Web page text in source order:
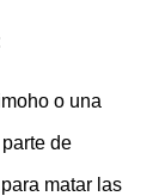
o una
de
matar las